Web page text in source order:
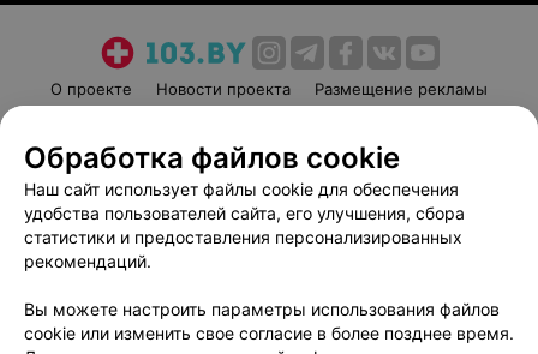
О проекте Новости проекта
Размещение рекламы
Пользовательское соглашение
Способы оплаты
Вакансии
Партнеры
Написать руководителю 103.by
Обработка персональных данных
Обработка файлов cookie
Наш сайт использует файлы cookie для обеспечения
удобства пользователей сайта, его улучшения, сбора
статистики и предоставления персонализированных
рекомендаций.
Вы можете настроить параметры использования файлов
cookie или изменить свое согласие в более позднее время.